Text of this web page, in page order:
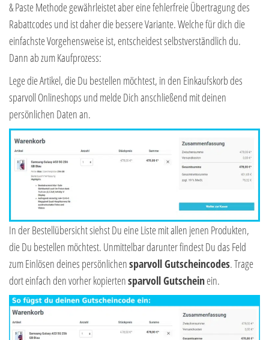
& Paste Methode gewährleistet aber eine fehlerfreie Übertragung des
Rabattcodes und ist daher die bessere Variante. Welche für dich die
einfachste Vorgehensweise ist, entscheidest selbstverständlich du.
Dann ab zum Kaufprozess:
Lege die Artikel, die Du bestellen möchtest, in den Einkaufskorb des
sparvoll Onlineshops und melde Dich anschließend mit deinen
persönlichen Daten an.
In der Bestellübersicht siehst Du eine Liste mit allen jenen Produkten,
die Du bestellen möchtest. Unmittelbar darunter findest Du das Feld
zum Einlösen deines persönlichensparvoll Gutscheincodes. Trage
dort einfach den vorher kopiertensparvoll Gutscheinein.